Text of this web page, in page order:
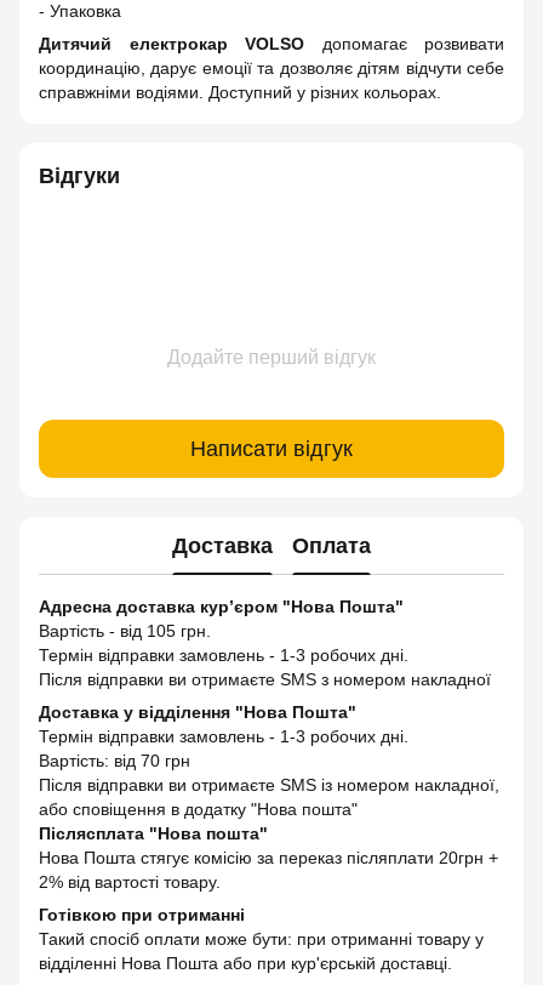
- Упаковка
Дитячий електрокар VOLSO допомагає розвивати
координацію, дарує емоції та дозволяє дітям відчути себе
справжніми водіями. Доступний у різних кольорах.
Відгуки
Додайте перший відгук
Написати відгук
Доставка Оплата
Адресна доставка кур’єром "Нова Пошта"
Вартість - від 105 грн.
Термін відправки замовлень - 1-3 робочих дні.
Після відправки ви отримаєте SMS з номером накладної
Доставка у відділення "Нова Пошта"
Термін відправки замовлень - 1-3 робочих дні.
Вартість: від 70 грн
Після відправки ви отримаєте SMS із номером накладної,
або сповіщення в додатку "Нова пошта"
Післясплата "Нова пошта"
Нова Пошта стягує комісію за переказ післяплати 20грн +
2% від вартості товару.
Готівкою при отриманні
Такий спосіб оплати може бути: при отриманні товару у
відділенні Нова Пошта або при кур'єрській доставці.